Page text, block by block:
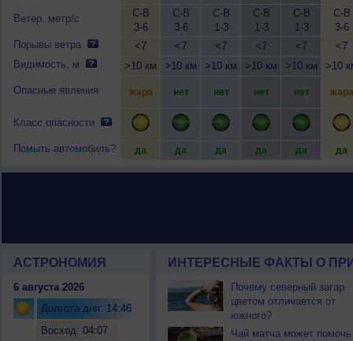
Ветер, метр/с
Порывы ветра
Видимость, м
Опасные явления
Класс опасности
Помыть автомобиль?
С-В
3-6
<7
>10 км
жара
да
С-В
3-6
<7
>10 км
нет
да
С-В
1-3
<7
>10 км
нет
да
С-В
1-3
<7
>10 км
нет
да
С-В
1-3
<7
>10 км
нет
да
С-В
3-6
<7
>10
жара
да
АСТРОНОМИЯ
6 августа 2026
Долгота дня: 14:46
Восход: 04:07
ИНТЕРЕСНЫЕ ФАКТЫ О
Почему северный загар
цветом отличается от
южного?
Чай матча может помочь